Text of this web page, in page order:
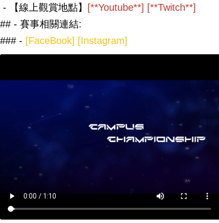
- 【線上觀賞地點】
[**Youtube**] [**Twitch**]
## - 賽事相關連結:
### - [FaceBook] [Instagram]